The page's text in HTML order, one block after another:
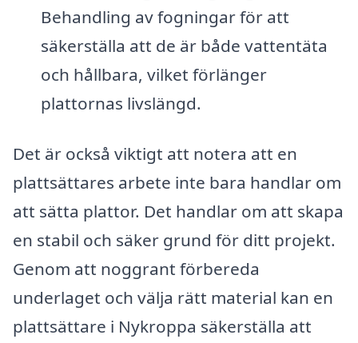
Behandling av fogningar för att
säkerställa att de är både vattentäta
och hållbara, vilket förlänger
plattornas livslängd.
Det är också viktigt att notera att en
plattsättares arbete inte bara handlar om
att sätta plattor. Det handlar om att skapa
en stabil och säker grund för ditt projekt.
Genom att noggrant förbereda
underlaget och välja rätt material kan en
plattsättare i Nykroppa säkerställa att